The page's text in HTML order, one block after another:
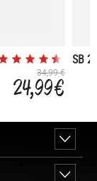
34,99 €
24,99 €
SB